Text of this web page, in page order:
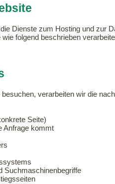
Dienste zum Hosting und zur
folgend beschrieben
verarbeiten wir die
Seite)
Anfrage kommt
Suchmaschinenbegriffe